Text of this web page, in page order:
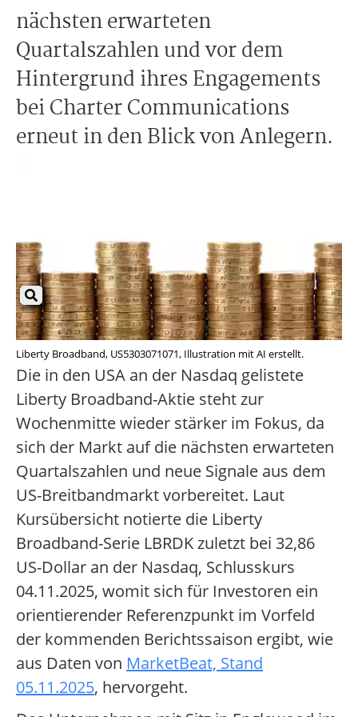
nächsten erwarteten
Quartalszahlen und vor dem
Hintergrund ihres Engagements
bei Charter Communications
erneut in den Blick von Anlegern.
Liberty Broadband, US5303071071, Illustration mit AI erstellt.
Die in den USA an der Nasdaq gelistete
Liberty Broadband-Aktie steht zur
Wochenmitte wieder stärker im Fokus, da
sich der Markt auf die nächsten erwarteten
Quartalszahlen und neue Signale aus dem
US-Breitbandmarkt vorbereitet. Laut
Kursübersicht notierte die Liberty
Broadband-Serie LBRDK zuletzt bei 32,86
US-Dollar an der Nasdaq, Schlusskurs
04.11.2025, womit sich für Investoren ein
orientierender Referenzpunkt im Vorfeld
der kommenden Berichtssaison ergibt, wie
aus Daten von MarketBeat, Stand
05.11.2025, hervorgeht.